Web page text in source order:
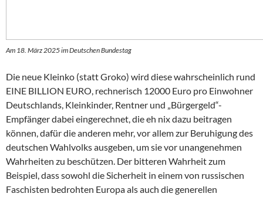
Am 18. März 2025 im Deutschen Bundestag
Die neue Kleinko (statt Groko) wird diese wahrscheinlich rund
EINE BILLION EURO, rechnerisch 12000 Euro pro Einwohner
Deutschlands, Kleinkinder, Rentner und „Bürgergeld“-
Empfänger dabei eingerechnet, die eh nix dazu beitragen
können, dafür die anderen mehr, vor allem zur Beruhigung des
deutschen Wahlvolks ausgeben, um sie vor unangenehmen
Wahrheiten zu beschützen. Der bitteren Wahrheit zum
Beispiel, dass sowohl die Sicherheit in einem von russischen
Faschisten bedrohten Europa als auch die generellen